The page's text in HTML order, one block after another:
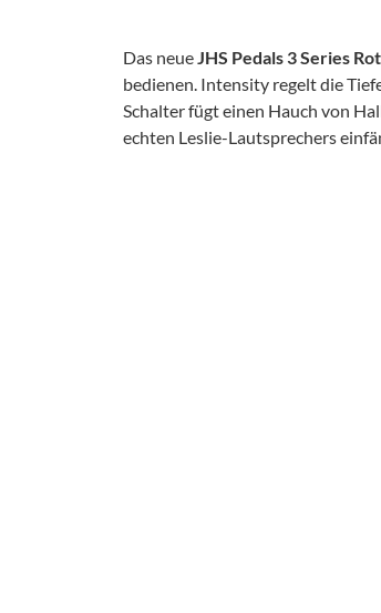
Das neueJHS Pedals 3 Series
bedienen. Intensity regelt die
Schalter fügt einen Hauch von
echten Leslie-Lautsprechers